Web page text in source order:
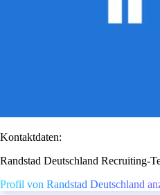
Kontaktdaten:
Randstad Deutschland Recruiting-
Profil von Randstad Deutschland